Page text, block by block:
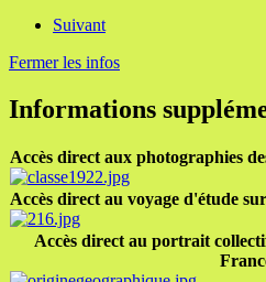
Suivant
Fermer les infos
Informations
Accès direct aux photographies
Accès direct au voyage d'étude
Accès direct au portrait